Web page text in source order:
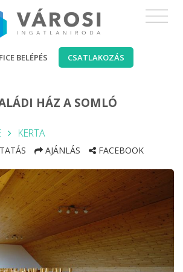
BELÉPÉS CSATLAKOZÁS
HÁZ A SOMLÓ
KERTA
AJÁNLÁS FACEBOOK